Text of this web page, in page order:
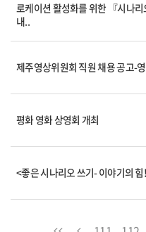
로케이션 활성화를 위한 『시나
내..
제주영상위원회 직원 채용 공고-
평화 영화 상영회 개최
<좋은 시나리오 쓰기- 이야기의